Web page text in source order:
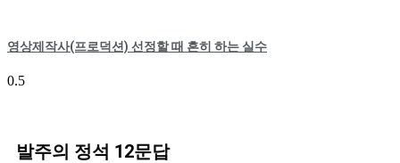
영상제작사(프로덕션) 선정할 때 흔히 하는 실수
발주의 정석 12문답